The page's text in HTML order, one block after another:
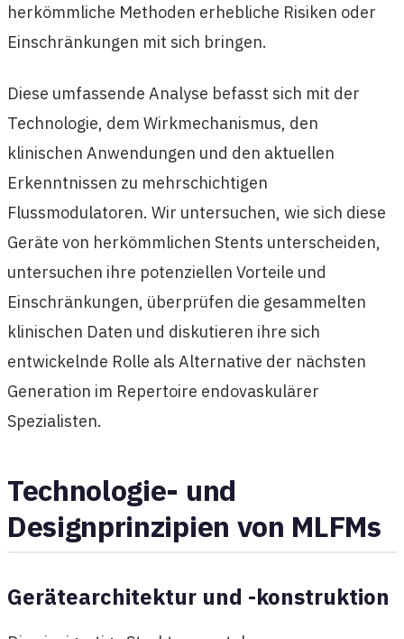
herkömmliche Methoden erhebliche Risiken oder
Einschränkungen mit sich bringen.
Diese umfassende Analyse befasst sich mit der
Technologie, dem Wirkmechanismus, den
klinischen Anwendungen und den aktuellen
Erkenntnissen zu mehrschichtigen
Flussmodulatoren. Wir untersuchen, wie sich diese
Geräte von herkömmlichen Stents unterscheiden,
untersuchen ihre potenziellen Vorteile und
Einschränkungen, überprüfen die gesammelten
klinischen Daten und diskutieren ihre sich
entwickelnde Rolle als Alternative der nächsten
Generation im Repertoire endovaskulärer
Spezialisten.
Technologie- und
Designprinzipien von MLFMs
Gerätearchitektur und -konstruktion